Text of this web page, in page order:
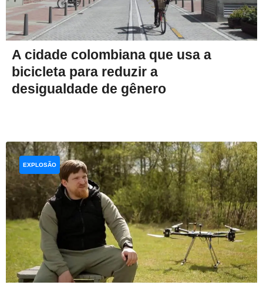
A cidade colombiana que usa a
bicicleta para reduzir a
desigualdade de gênero
EXPLOSÃO